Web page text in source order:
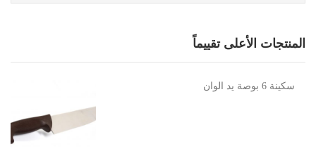
المنتجات الأعلى تقييماً
سكينة 6 بوصة يد الوان